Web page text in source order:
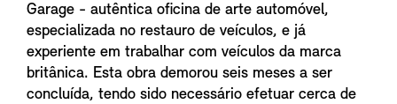
Garage - autêntica oficina de arte automóvel,
especializada no restauro de veículos, e já
experiente em trabalhar com veículos da marca
britânica. Esta obra demorou seis meses a ser
concluída, tendo sido necessário efetuar cerca de